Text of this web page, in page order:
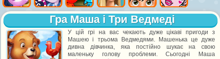
Гра Маша і Три Ведмеді
У цій грі на вас чекають дуже цікаві пригоди з
Машею і трьома Ведмедями. Машенька це дуже
дивна дівчинка, яка постійно шукає на свою
маленьку голову проблеми. Сьогодні Маша